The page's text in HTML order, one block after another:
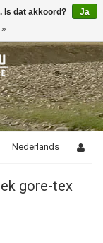
Nederlands
gore-tex
Is dat akkoord?
Ja